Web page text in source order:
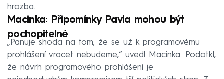
hrozba.
Macinka: Připomínky Pavla mohou být
pochopitelné
„Panuje shoda na tom, že se už k programovému
prohlášení vracet nebudeme,“ uvedl Macinka. Podotkl,
že návrh programového prohlášení je